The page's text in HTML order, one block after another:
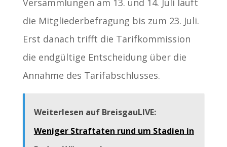
Versammlungen am 13. und 14. Juli läuft
die Mitgliederbefragung bis zum 23. Juli.
Erst danach trifft die Tarifkommission
die endgültige Entscheidung über die
Annahme des Tarifabschlusses.
Weiterlesen auf BreisgauLIVE:
Weniger Straftaten rund um Stadien in